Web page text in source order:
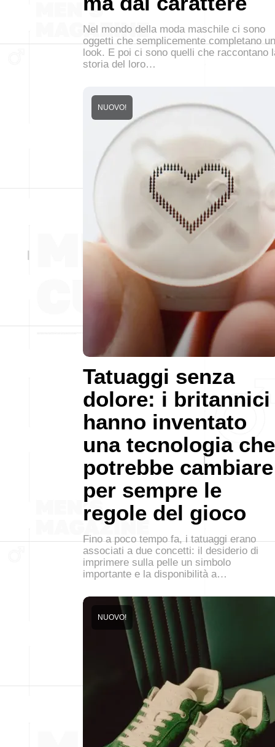
Nel mondo della moda maschile ci sono
oggetti che semplicemente completano un
look. E poi ci sono quelli che raccontano
storia del loro…
Tatuaggi senza
dolore: i britannici
hanno inventato
una tecnologia che
potrebbe cambiare
per sempre le
regole del gioco
NUOVO!
Fino a poco tempo fa, i tatuaggi erano
associati a due concetti: il desiderio di
imprimere sulla pelle un simbolo
importante e la disponibilità a…
NUOVO!